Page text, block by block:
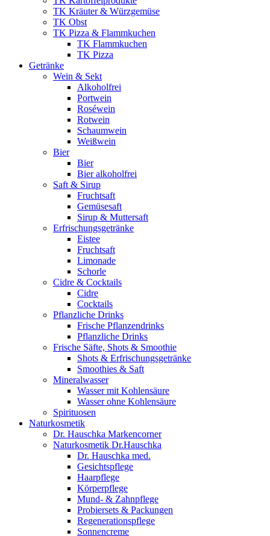
TK Kräuter & Würzgemüse
TK Obst
TK Pizza & Flammkuchen
TK Flammkuchen
TK Pizza
Getränke
Wein & Sekt
Alkoholfrei
Portwein
Roséwein
Rotwein
Schaumwein
Weißwein
Bier
Bier
Bier alkoholfrei
Saft & Sirup
Fruchtsaft
Gemüsesaft
Sirup & Muttersaft
Erfrischungsgetränke
Eistee
Fruchtsaft
Limonade
Schorle
Cidre & Cocktails
Cidre
Cocktails
Pflanzliche Drinks
Frische Pflanzendrinks
Pflanzliche Drinks
Frische Säfte, Shots & Smoothie
Shots & Erfrischungsgetränke
Smoothies & Saft
Mineralwasser
Wasser mit Kohlensäure
Wasser ohne Kohlensäure
Spirituosen
Naturkosmetik
Dr. Hauschka Markencorner
Naturkosmetik Dr.Hauschka
Dr. Hauschka med.
Gesichtspflege
Haarpflege
Körperpflege
Mund- & Zahnpflege
Probiersets & Packungen
Regenerationspflege
Sonnencreme